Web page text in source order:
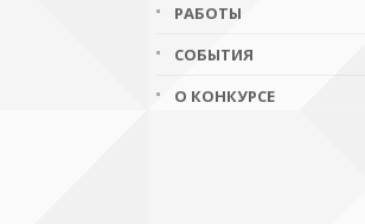
РАБОТЫ
СОБЫТИЯ
О КОНКУРСЕ